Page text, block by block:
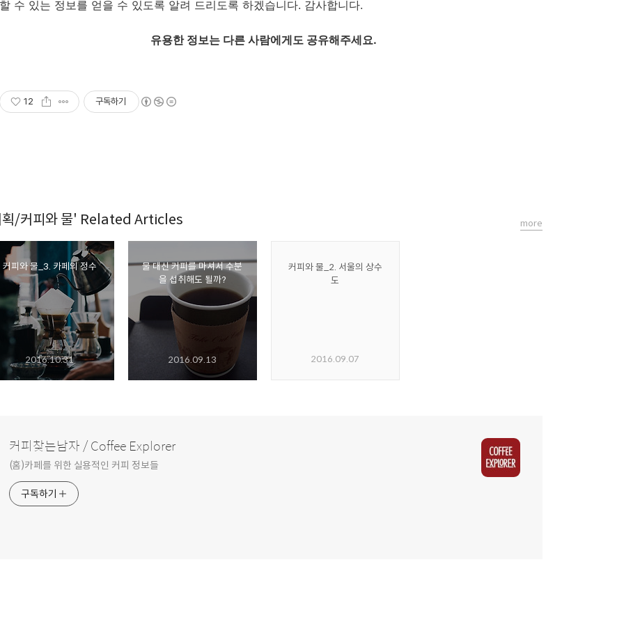
수 있는 정보를 얻을 수 있도록 알려 드리도록 하겠습니다. 감사합니다.
유용한 정보는 다른 사람에게도 공유해주세요.
12 구독하기
/커피와 물' Related Articles
커피와 물_3. 카페의 정수
2016.10.31
물 대신 커피를 마셔서 수분
을 섭취해도 될까?
2016.09.13
커피와 물_2. 서울의 상수
도
2016.09.07
more
커피찾는남자 / Coffee Explorer
(홈)카페를 위한 실용적인 커피 정보들
구독하기